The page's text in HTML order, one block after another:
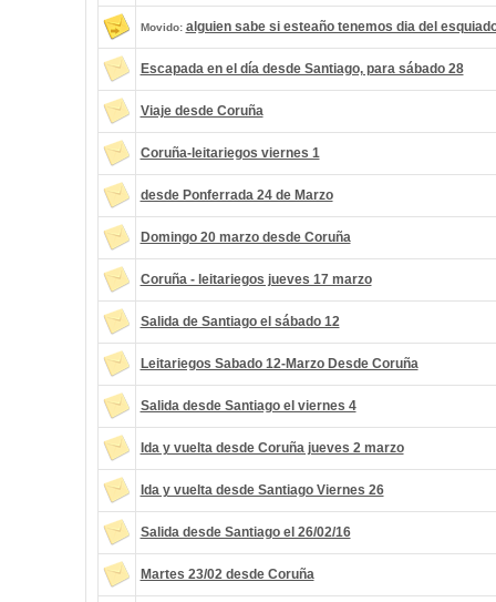
Movido: alguien sabe si esteaño tenemos dia del
Escapada en el día desde Santiago, para sábado 28
Viaje desde Coruña
Coruña-leitariegos viernes 1
desde Ponferrada 24 de Marzo
Domingo 20 marzo desde Coruña
Coruña - leitariegos jueves 17 marzo
Salida de Santiago el sábado 12
Leitariegos Sabado 12-Marzo Desde Coruña
Salida desde Santiago el viernes 4
Ida y vuelta desde Coruña jueves 2 marzo
Ida y vuelta desde Santiago Viernes 26
Salida desde Santiago el 26/02/16
Martes 23/02 desde Coruña